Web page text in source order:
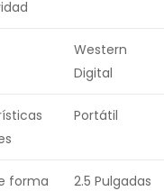
Western
Digital
Portátil
forma
2.5 Pulgadas